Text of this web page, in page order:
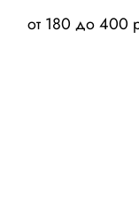
от 180 до 400